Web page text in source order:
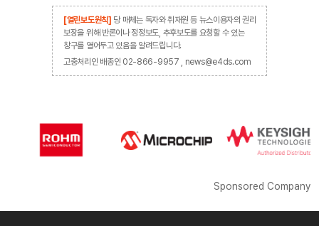
[열린보도원칙] 당 매체는 독자와 취재원 등 뉴스이용자의 권리
보장을 위해 반론이나 정정보도, 추후보도를 요청할 수 있는
창구를 열어두고 있음을 알려드립니다.
고충처리인 배종인 02-866-9957 , news@e4ds.com
Sponsored Company